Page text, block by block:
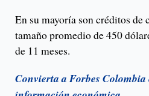
En su mayoría son créditos de
tamaño promedio de 450
de 11 meses.
Convierta a Forbes Colombia